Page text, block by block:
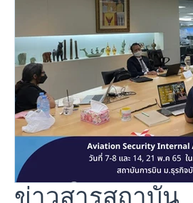
ข่าวสารสถาบัน